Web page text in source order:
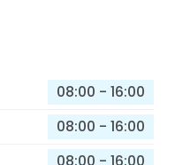
08:00 - 16:00
08:00 - 16:00